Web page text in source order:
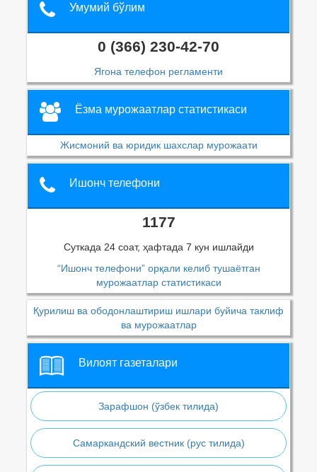
Умумий бўлим
0 (366) 230-42-70
Ягона телефон регламенти
Ёзма мурожаатлар статистикаси
Жисмоний ва юридик шахслар мурожаати
Ишонч телефони
1177
Суткада 24 соат, ҳафтада 7 кун ишлайди
“Ишонч телефони” орқали келиб тушаётган
мурожаатлар статистикаси
Қурилиш ва ободонлаштириш ишлари буйича таклиф
ва мурожаатлар
Вилоят газеталари
Зарафшон (ўзбек тилида)
Самаркандский вестник (рус тилида)